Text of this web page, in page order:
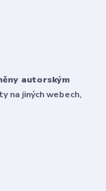
autorským
na jiných webech,